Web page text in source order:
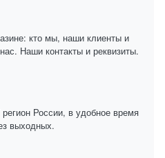
кто мы, наши клиенты и
Наши контакты и реквизиты.
России, в удобное время
выходных.